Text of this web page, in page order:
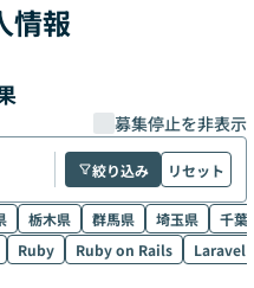
情報
募集停止を非表示
絞り込み リセット
栃木県 群馬県 埼玉県 千葉県
Ruby Ruby on Rails Laravel